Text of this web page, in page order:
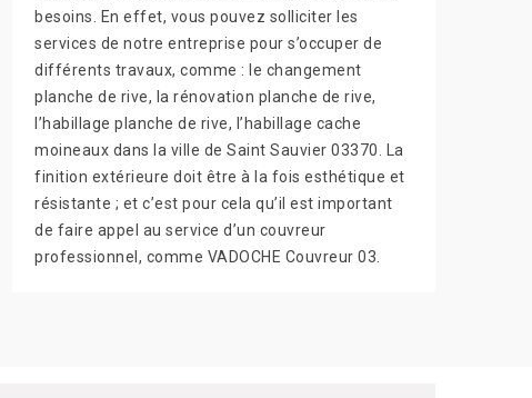
besoins. En effet, vous pouvez solliciter les
services de notre entreprise pour s’occuper de
différents travaux, comme : le changement
planche de rive, la rénovation planche de rive,
l’habillage planche de rive, l’habillage cache
moineaux dans la ville de Saint Sauvier 03370. La
finition extérieure doit être à la fois esthétique et
résistante ; et c’est pour cela qu’il est important
de faire appel au service d’un couvreur
professionnel, comme VADOCHE Couvreur 03.